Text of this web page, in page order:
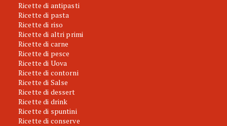
Ricette di antipasti
Ricette di pasta
Ricette di riso
Ricette di altri primi
Ricette di carne
Ricette di pesce
Ricette di Uova
Ricette di contorni
Ricette di Salse
Ricette di dessert
Ricette di drink
Ricette di spuntini
Ricette di conserve